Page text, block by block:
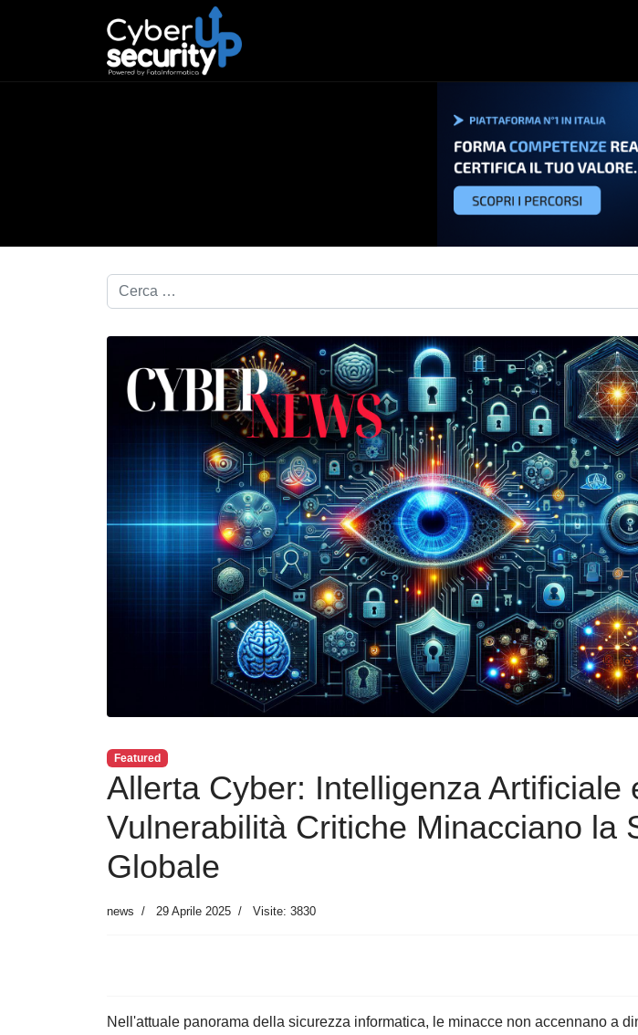
Cerca nel blog...
Featured
Allerta Cyber: Intelligenza Artificiale
Vulnerabilità Critiche Minacciano la
Globale
news 29 Aprile 2025 Visite: 3830
Nell'attuale panorama della sicurezza informatica, le minacce non accennano a